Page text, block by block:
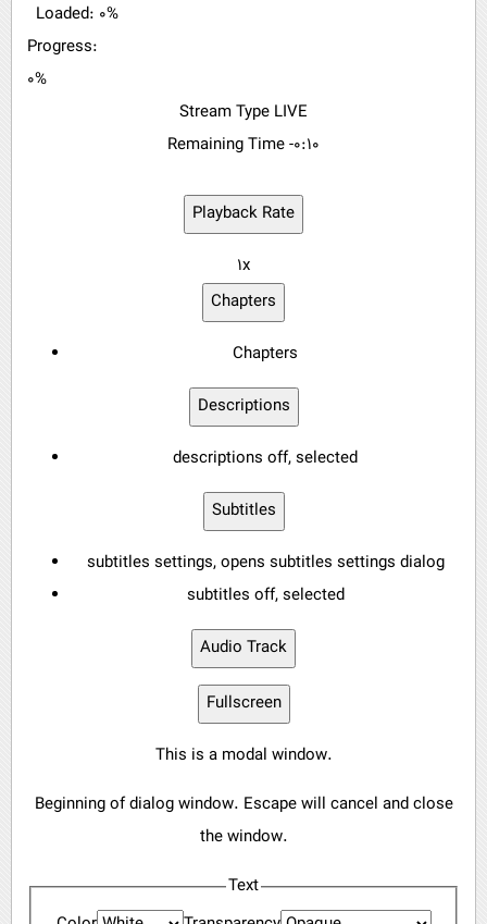
Loaded: 0%
Progress:
0%
Stream Type LIVE
Remaining Time-0:10
Playback Rate
1x
Chapters
Chapters
Descriptions
descriptions off, selected
Subtitles
subtitles settings, opens subtitles settings dialog
subtitles off, selected
Audio Track
Fullscreen
This is a modal window.
Beginning of dialog window. Escape will cancel and close
the window.
Text